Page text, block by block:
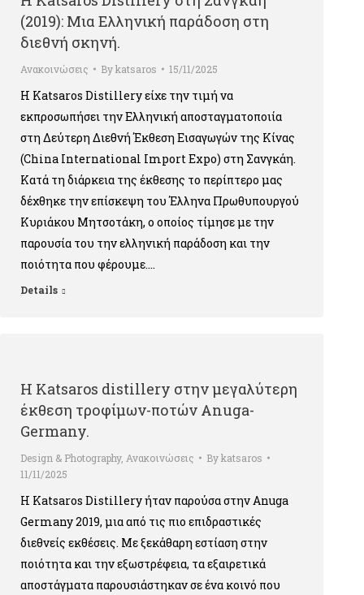
(2019): Μια Ελληνική παράδοση στη
διεθνή σκηνή.
Ανακοινώσεις Bykatsaros 15/11/2025
Η Katsaros Distillery είχε την τιμή να
εκπροσωπήσει την Ελληνική αποσταγματοποιία
στη Δεύτερη Διεθνή Έκθεση Εισαγωγών της Κίνας
(China International Import Expo) στη Σανγκάη.
Κατά τη διάρκεια της έκθεσης το περίπτερο μας
δέχθηκε την επίσκεψη του Έλληνα Πρωθυπουργού
Κυριάκου Μητσοτάκη, ο οποίος τίμησε με την
παρουσία του την ελληνική παράδοση και την
ποιότητα που φέρουμε.…
Details
Η Katsaros distillery στην μεγαλύτερη
έκθεση τροφίμων-ποτών Anuga-
Germany.
Design & Photography, Ανακοινώσεις Bykatsaros
11/11/2025
Η Katsaros Distillery ήταν παρούσα στην Anuga
Germany 2019, μια από τις πιο επιδραστικές
διεθνείς εκθέσεις. Με ξεκάθαρη εστίαση στην
ποιότητα και την εξωστρέφεια, τα εξαιρετικά
αποστάγματα παρουσιάστηκαν σε ένα κοινό που